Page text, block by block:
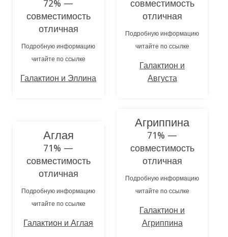
72% —
совместимость
отличная
Подробную информацию
читайте по ссылке
Галактион и Эллина
совместимость
отличная
Подробную информацию
читайте по ссылке
Галактион и
Августа
Аглая
71% —
совместимость
отличная
Подробную информацию
читайте по ссылке
Галактион и Аглая
Агриппина
71% —
совместимость
отличная
Подробную информацию
читайте по ссылке
Галактион и
Агриппина